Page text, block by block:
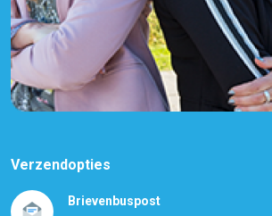
Verzendopties
Brievenbuspost